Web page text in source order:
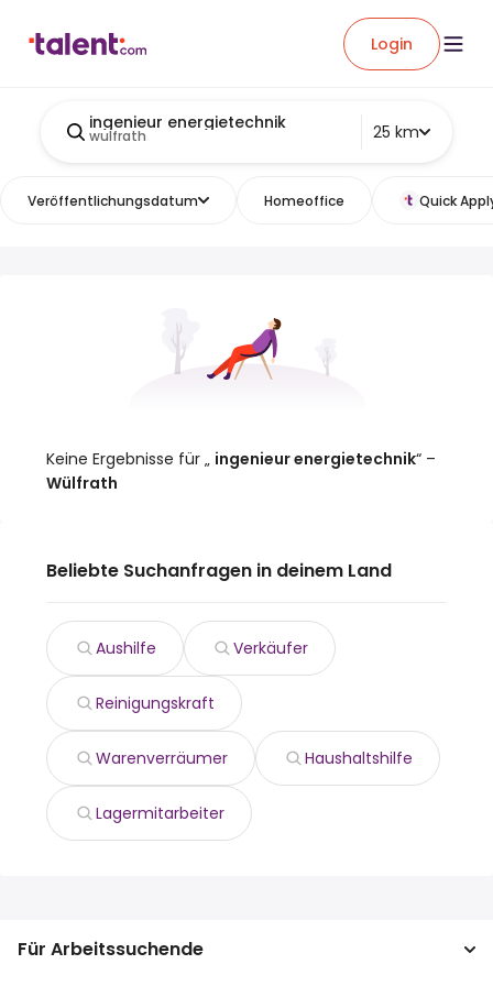
Login
ingenieur energietechnik
wulfrath 25 km
Veröffentlichungsdatum Homeoffice Quick
Keine Ergebnisse für „ ingenieur energietechnik“ –
Wülfrath
Beliebte Suchanfragen in deinem Land
Aushilfe Verkäufer
Reinigungskraft
Warenverräumer Haushaltshilfe
Lagermitarbeiter
Für Arbeitssuchende